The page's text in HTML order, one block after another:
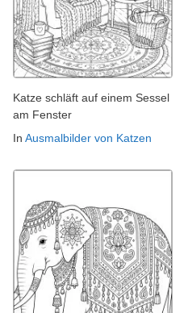
Katze schläft auf einem Sessel
am Fenster
In Ausmalbilder von Katzen